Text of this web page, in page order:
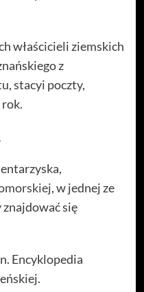
właścicieli ziemskich
z
stacyi poczty,
, w jednej ze
się
Encyklopedia